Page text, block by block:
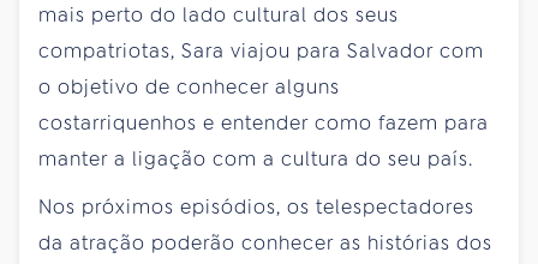
mais perto do lado cultural dos seus
compatriotas, Sara viajou para Salvador com
o objetivo de conhecer alguns
costarriquenhos e entender como fazem para
manter a ligação com a cultura do seu país.
Nos próximos episódios, os telespectadores
da atração poderão conhecer as histórias dos